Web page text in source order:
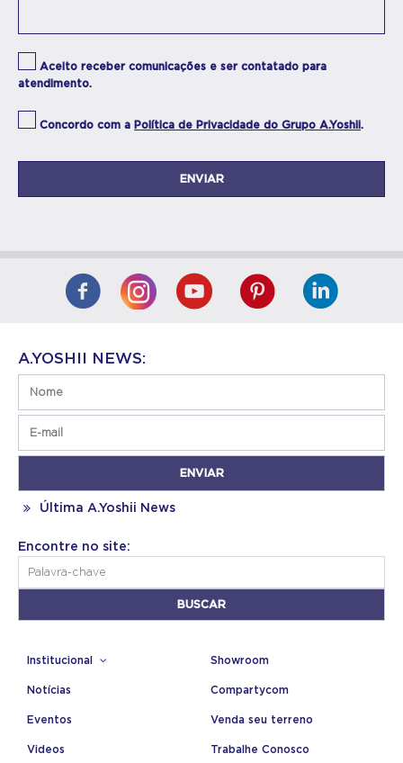
Aceito receber comunicações e ser contatado para
atendimento.
Concordo com a Política de Privacidade do Grupo A.Yoshii.
A.YOSHII NEWS:
Última A.Yoshii News
Encontre no site:
Institucional
Notícias
Eventos
Videos
Showroom
Compartycom
Venda seu terreno
Trabalhe Conosco